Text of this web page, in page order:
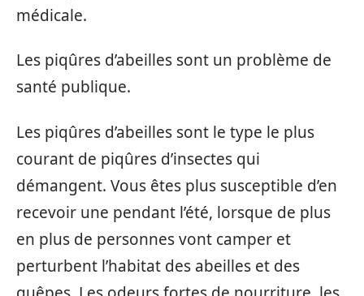
médicale.
Les piqûres d’abeilles sont un problème de
santé publique.
Les piqûres d’abeilles sont le type le plus
courant de piqûres d’insectes qui
démangent. Vous êtes plus susceptible d’en
recevoir une pendant l’été, lorsque de plus
en plus de personnes vont camper et
perturbent l’habitat des abeilles et des